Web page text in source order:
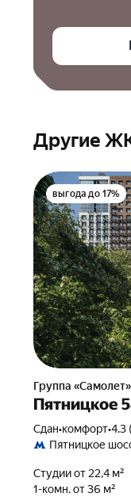
Другие
выгода до 17%
Группа «Самолет»
Пятницкое
Сдан•комфорт•4.3
Пятницкое
Студии от 22,4 м²
1-комн. от 36 м²